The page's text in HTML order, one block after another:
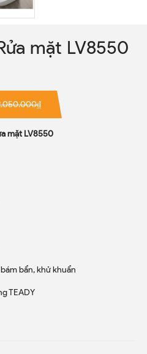
mặt LV8550
mặt LV8550
bẩn, khử khuẩn
TEADY